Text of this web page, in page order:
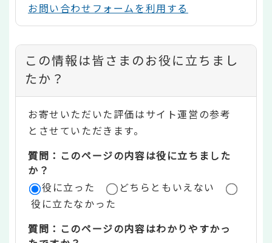
お問い合わせフォームを利用する
コ
ン
テ
ン
ツ
評
価
リ
この情報は皆さまのお役に立ちまし
たか？
お寄せいただいた評価はサイト運営の参考
とさせていただきます。
質問：このページの内容は役に立ちました
か？
役に立った
どちらともいえない
役に立たなかった
質問：このページの内容はわかりやすかっ